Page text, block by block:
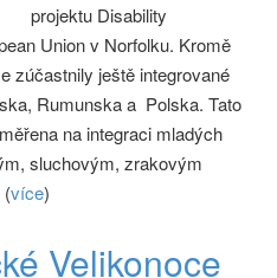
projektu Disability
Union v Norfolku. Kromě
zúčastnily ještě integrované
Rumunska a Polska. Tato
na integraci mladých
sluchovým, zrakovým
(více)
Velikonoce